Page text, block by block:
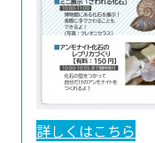
詳しくはこちら